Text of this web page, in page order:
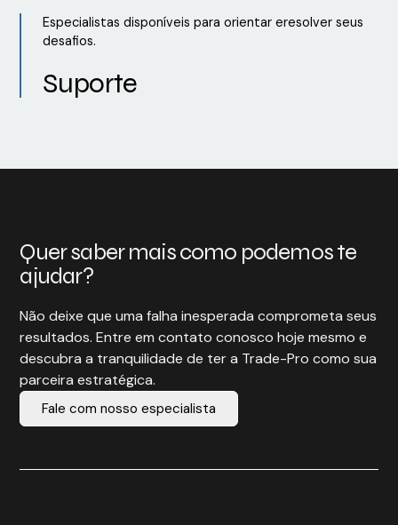
Especialistas disponíveis para orientar eresolver seus
desafios.
Suporte
Quer saber mais como podemos te
ajudar?
Não deixe que uma falha inesperada comprometa seus
resultados. Entre em contato conosco hoje mesmo e
descubra a tranquilidade de ter a Trade-Pro como sua
parceira estratégica.
Fale com nosso especialista